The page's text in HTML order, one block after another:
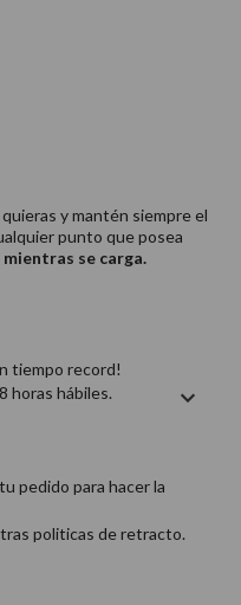
y mantén siempre el
punto que posea
se carga.
tiempo record!
horas hábiles.
pedido para hacer la
politicas de retracto.